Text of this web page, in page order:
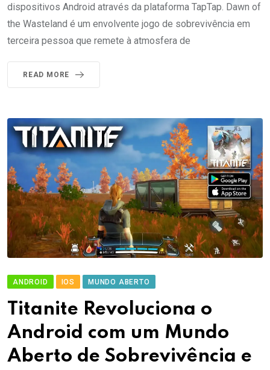
dispositivos Android através da plataforma TapTap. Dawn of
the Wasteland é um envolvente jogo de sobrevivência em
terceira pessoa que remete à atmosfera de
READ MORE
ANDROID IOS MUNDO ABERTO
Titanite Revoluciona o
Android com um Mundo
Aberto de Sobrevivência e